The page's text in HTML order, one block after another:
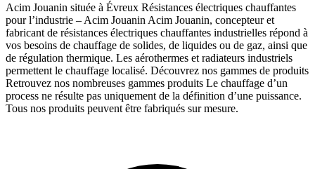
Acim Jouanin située à Évreux Résistances électriques chauffantes
pour l’industrie – Acim Jouanin Acim Jouanin, concepteur et
fabricant de résistances électriques chauffantes industrielles répond à
vos besoins de chauffage de solides, de liquides ou de gaz, ainsi que
de régulation thermique. Les aérothermes et radiateurs industriels
permettent le chauffage localisé. Découvrez nos gammes de produits
Retrouvez nos nombreuses gammes produits Le chauffage d’un
process ne résulte pas uniquement de la définition d’une puissance.
Tous nos produits peuvent être fabriqués sur mesure.